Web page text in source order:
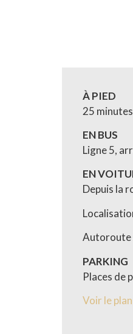
À PIED
25
EN BUS
Ligne 5,
EN
Depuis la
Autoroute
PARKING
Places de
Voir le